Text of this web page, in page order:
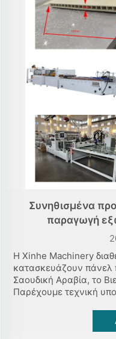
Συνηθισμένα
παραγωγή
Η Xinhe Machinery
κατασκευάζουν
Σαουδική Αραβία, το
Παρέχουμε τεχνική
αναπτυχθούν από το
παραγωγής πανέλ